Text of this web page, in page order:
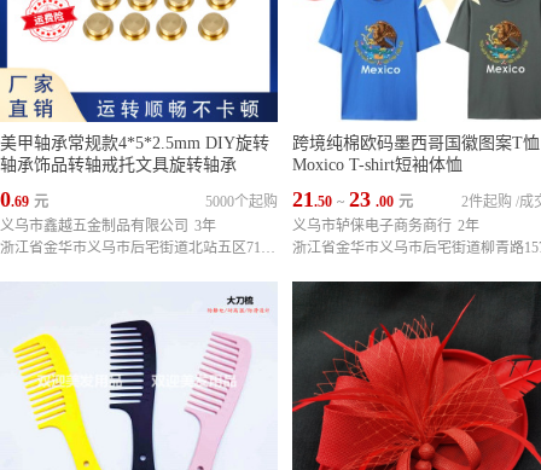
美甲轴承常规款4*5*2.5mm DIY旋转
轴承饰品转轴戒托文具旋转轴承
0.69 元
5000个起购
义乌市鑫越五金制品有限公司 3年
浙江省金华市义乌市后宅街道北站五区71幢1单元
跨境纯棉欧码墨西哥国徽图案T恤
Moxico T-shirt短袖体恤
21.50 ~ 23 .00 元 成
2件起购 /
义乌市轳俫电子商务商行 2年